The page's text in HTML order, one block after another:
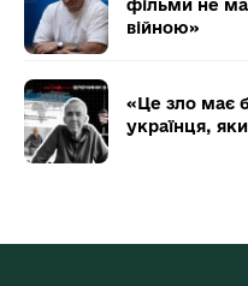
фільми не
війною»
«Це зло має
українця,